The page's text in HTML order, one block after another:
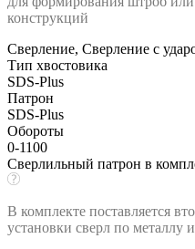
конструкций
Сверление, Сверление с
Тип хвостовика
SDS-Plus
Патрон
SDS-Plus
Обороты
0-1100
Сверлильный патрон в
В комплекте поставляется
установки сверл по металлу